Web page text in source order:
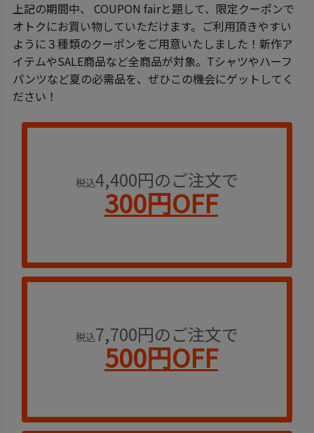
上記の期間中、 COUPON fairと題して、限定クーポンで
オトクにお買い物していただけます。ご利用頂きやすい
ように３種類のクーポンをご用意いたしました！新作ア
イテムやSALE商品など全商品が対象。Tシャツやハーフ
パンツなど夏の必需品を、ぜひこの機会にゲットしてく
ださい！
税込4,400円のご注文で
300円OFF
税込7,700円のご注文で
500円OFF